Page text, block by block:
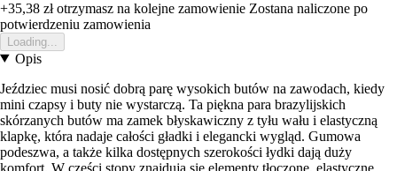
+35,38 złotrzymasz na kolejne zamowienie Zostana naliczone po
potwierdzeniu zamowienia
Loading...
Opis
Jeździec musi nosić dobrą parę wysokich butów na zawodach, kiedy
mini czapsy i buty nie wystarczą. Ta piękna para brazylijskich
skórzanych butów ma zamek błyskawiczny z tyłu wału i elastyczną
klapkę, która nadaje całości gładki i elegancki wygląd. Gumowa
podeszwa, a także kilka dostępnych szerokości łydki dają duży
komfort. W części stopy znajdują się elementy tłoczone, elastyczne